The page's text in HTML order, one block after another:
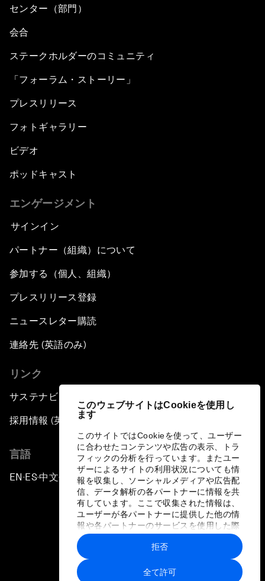
このウェブサイトはCookieを使用し
ます
このサイトではCookieを使って、ユーザー
に合わせたコンテンツや広告の表示、トラ
フィックの分析を行っています。またユー
ザーによるサイトの利用状況についても情
報を収集し、ソーシャルメディアや広告配
信、データ解析の各パートナーに情報を共
有しています。ここで収集された情報は、
ユーザーが各パートナーに提供した他の情
報や各パートナーのサービスを使用した際
に収集された情報と組み合わされ、各パー
トナーによって使用されることがありま
す。
全て許可
拒否
センター（部門）
会合
ステークホルダーのコミュニティ
「フォーラム・ストーリー」
プレスリリース
フォトギャラリー
ビデオ
ポッドキャスト
エンゲージメント
サインイン
パートナー（組織）について
参加する（個人、組織）
プレスリリース登録
ニュースレター購読
連絡先 (英語のみ)
リンク
サステナビリティへの取り組み
採用情報 (英語のみ)
言語
EN ▪ES▪中文▪ 日本語
プライバシーポリシーと利用規約
サイトマップ